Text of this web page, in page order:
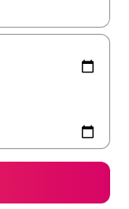
สำรวจผลการค้นหา